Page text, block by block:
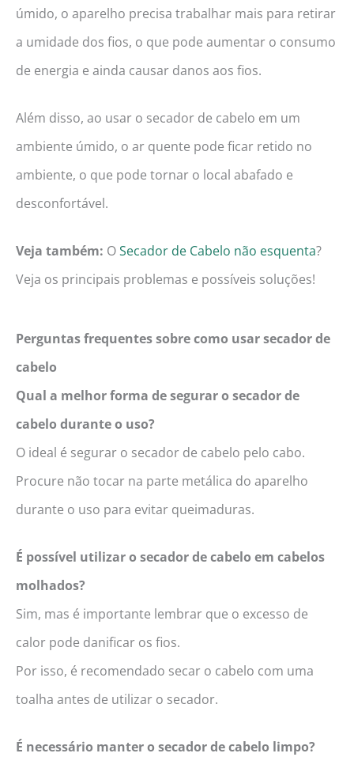
úmido, o aparelho precisa trabalhar mais para retirar
a umidade dos fios, o que pode aumentar o consumo
de energia e ainda causar danos aos fios.
Além disso, ao usar o secador de cabelo em um
ambiente úmido, o ar quente pode ficar retido no
ambiente, o que pode tornar o local abafado e
desconfortável.
Veja também: OSecador de Cabelo não esquenta?
Veja os principais problemas e possíveis soluções!
Perguntas frequentes sobre como usar secador de
cabelo
Qual a melhor forma de segurar o secador de
cabelo durante o uso?
O ideal é segurar o secador de cabelo pelo cabo.
Procure não tocar na parte metálica do aparelho
durante o uso para evitar queimaduras.
É possível utilizar o secador de cabelo em cabelos
molhados?
Sim, mas é importante lembrar que o excesso de
calor pode danificar os fios.
Por isso, é recomendado secar o cabelo com uma
toalha antes de utilizar o secador.
É necessário manter o secador de cabelo limpo?